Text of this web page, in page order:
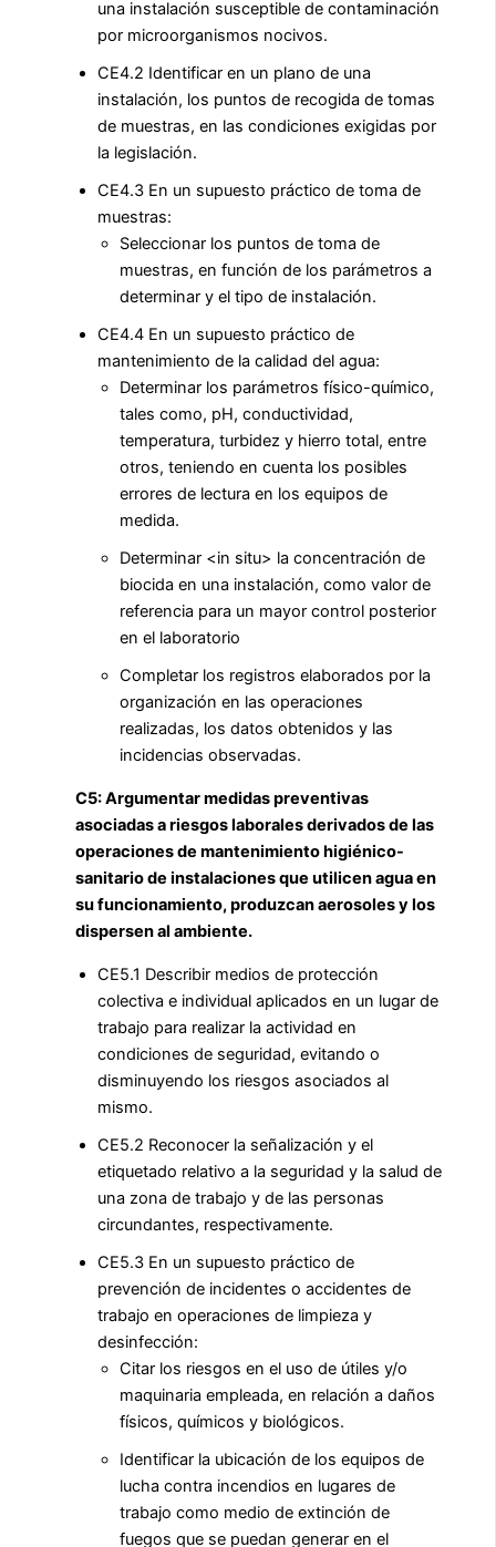
una instalación susceptible de contaminación
por microorganismos nocivos.
CE4.2 Identificar en un plano de una
instalación, los puntos de recogida de tomas
de muestras, en las condiciones exigidas por
la legislación.
CE4.3 En un supuesto práctico de toma de
muestras:
Seleccionar los puntos de toma de
muestras, en función de los parámetros a
determinar y el tipo de instalación.
CE4.4 En un supuesto práctico de
mantenimiento de la calidad del agua:
Determinar los parámetros físico-químico,
tales como, pH, conductividad,
temperatura, turbidez y hierro total, entre
otros, teniendo en cuenta los posibles
errores de lectura en los equipos de
medida.
Determinar <in situ> la concentración de
biocida en una instalación, como valor de
referencia para un mayor control posterior
en el laboratorio
Completar los registros elaborados por la
organización en las operaciones
realizadas, los datos obtenidos y las
incidencias observadas.
C5: Argumentar medidas preventivas
asociadas a riesgos laborales derivados de las
operaciones de mantenimiento higiénico-
sanitario de instalaciones que utilicen agua en
su funcionamiento, produzcan aerosoles y los
dispersen al ambiente.
CE5.1 Describir medios de protección
colectiva e individual aplicados en un lugar de
trabajo para realizar la actividad en
condiciones de seguridad, evitando o
disminuyendo los riesgos asociados al
mismo.
CE5.2 Reconocer la señalización y el
etiquetado relativo a la seguridad y la salud de
una zona de trabajo y de las personas
circundantes, respectivamente.
CE5.3 En un supuesto práctico de
prevención de incidentes o accidentes de
trabajo en operaciones de limpieza y
desinfección:
Citar los riesgos en el uso de útiles y/o
maquinaria empleada, en relación a daños
físicos, químicos y biológicos.
Identificar la ubicación de los equipos de
lucha contra incendios en lugares de
trabajo como medio de extinción de
fuegos que se puedan generar en el